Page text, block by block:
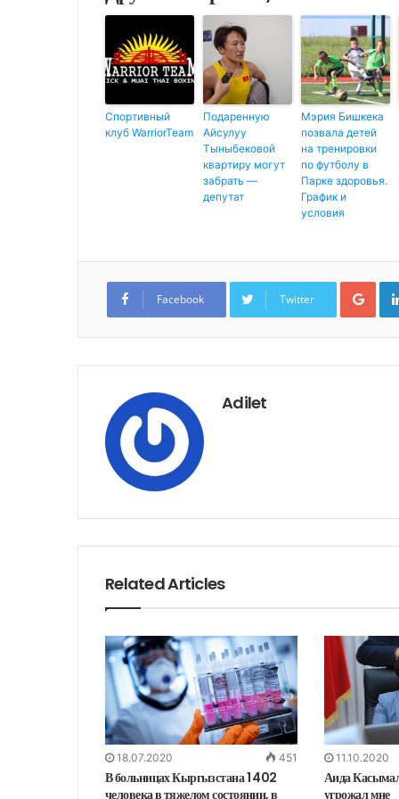
Спортивный
клуб WarriorTeam
Подаренную
Айсулуу
Тыныбековой
квартиру могут
забрать —
депутат
Мэрия Бишкека
позвала детей
на тренировки
по футболу в
Парке здоровья.
График и
условия
Facebook Twitter
G
g
+
Adilet
Related Articles
18.07.2020 451
В больницах Кыргызстана 1 402
человека в тяжелом состоянии, в
11.10.2020
Аида
угрожал мне